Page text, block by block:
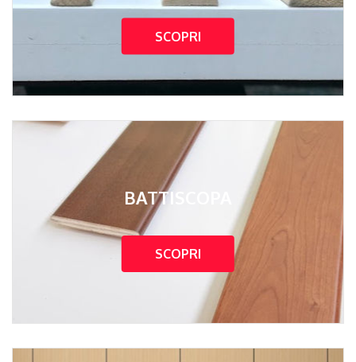
SCOPRI
BATTISCOPA
SCOPRI